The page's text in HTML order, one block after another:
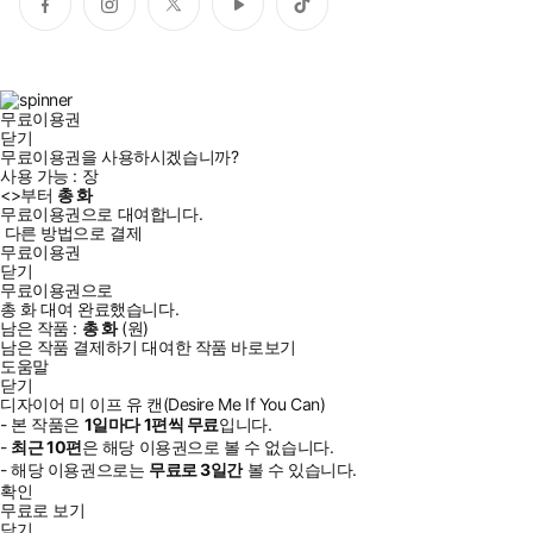
페
이
인
스
트
위
유
튜
틱
톡
무료이용권
닫기
무료이용권을 사용하시겠습니까?
사용 가능 : 장
<>부터 총화
무료이용권으로 대여합니다.
다른 방법으로 결제
무료이용권
닫기
무료이용권으로
총 화대여 완료했습니다.
남은 작품 : 총화(원)
남은 작품 결제하기 대여한 작품 바로보기
도움말
닫기
디자이어 미 이프 유 캔(Desire Me If You Can)
- 본 작품은 1일마다1편씩 무료입니다.
- 최근10편은 해당 이용권으로 볼 수 없습니다.
- 해당 이용권으로는 무료로3일간볼 수 있습니다.
확인
무료로 보기
닫기